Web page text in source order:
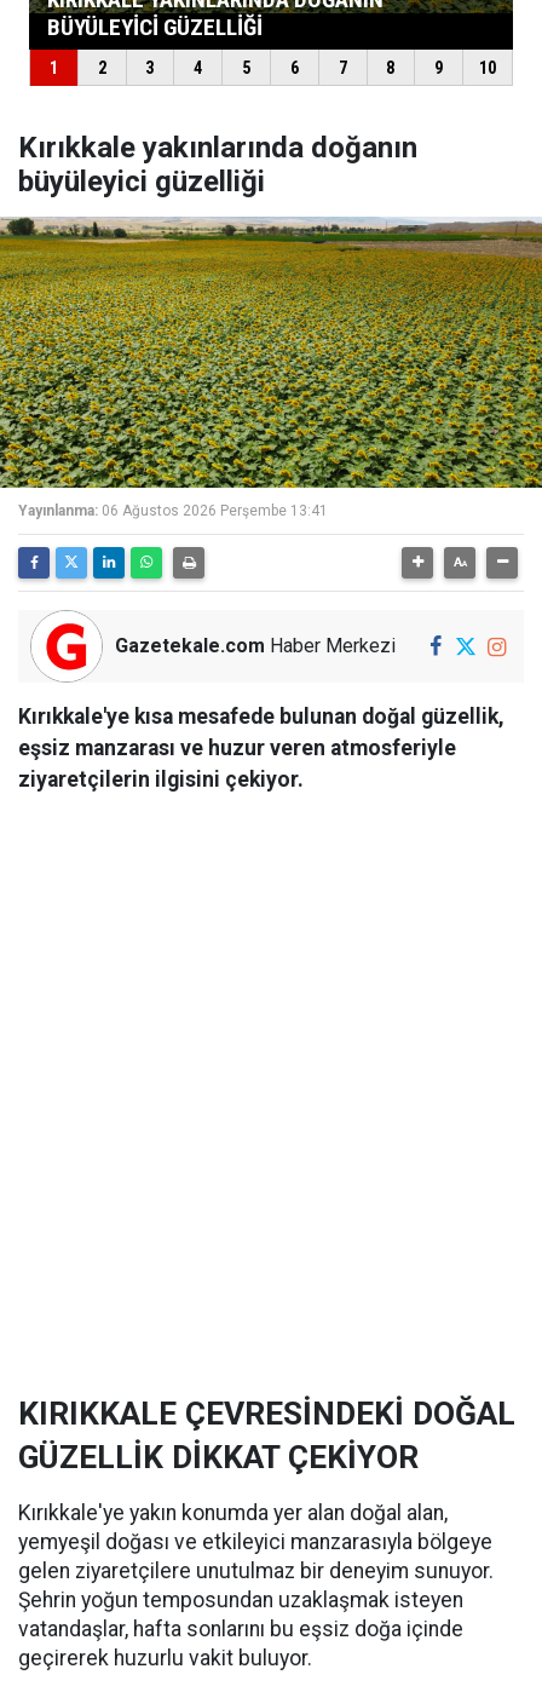
Kırıkkale yakınlarında doğanın
büyüleyici güzelliği
Yayınlanma: 06 Ağustos 2026 Perşembe 13:41
Gazetekale.com Haber Merkezi
Kırıkkale'ye kısa mesafede bulunan doğal güzellik,
eşsiz manzarası ve huzur veren atmosferiyle
ziyaretçilerin ilgisini çekiyor.
KIRIKKALE ÇEVRESİNDEKİ DOĞAL
GÜZELLİK DİKKAT ÇEKİYOR
Kırıkkale'ye yakın konumda yer alan doğal alan,
yemyeşil doğası ve etkileyici manzarasıyla bölgeye
gelen ziyaretçilere unutulmaz bir deneyim sunuyor.
Şehrin yoğun temposundan uzaklaşmak isteyen
vatandaşlar, hafta sonlarını bu eşsiz doğa içinde
geçirerek huzurlu vakit buluyor.